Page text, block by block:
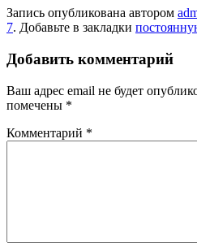
Запись опубликована автором
7. Добавьте в закладки
Добавить комментарий
Ваш адрес email не будет
помечены *
Комментарий *